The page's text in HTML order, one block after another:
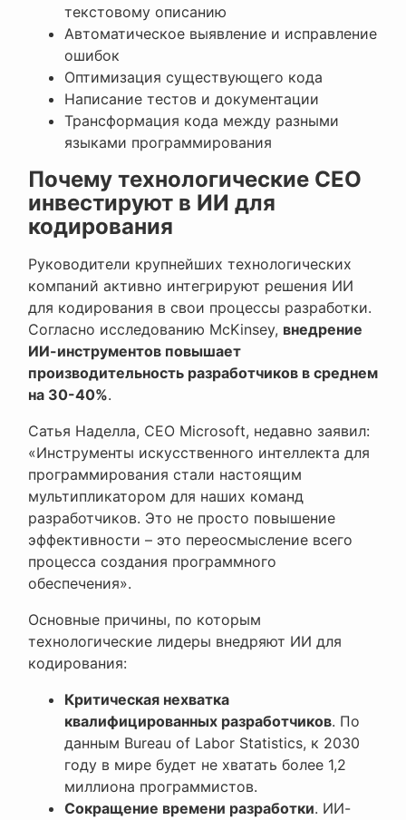
текстовому описанию
Автоматическое выявление и исправление
ошибок
Оптимизация существующего кода
Написание тестов и документации
Трансформация кода между разными
языками программирования
Почему технологические CEO
инвестируют в ИИ для
кодирования
Руководители крупнейших технологических
компаний активно интегрируют решения ИИ
для кодирования в свои процессы разработки.
Согласно исследованию McKinsey, внедрение
ИИ-инструментов повышает
производительность разработчиков в среднем
на 30-40%.
Сатья Наделла, CEO Microsoft, недавно заявил:
«Инструменты искусственного интеллекта для
программирования стали настоящим
мультипликатором для наших команд
разработчиков. Это не просто повышение
эффективности – это переосмысление всего
процесса создания программного
обеспечения».
Основные причины, по которым
технологические лидеры внедряют ИИ для
кодирования:
Критическая нехватка
квалифицированных разработчиков. По
данным Bureau of Labor Statistics, к 2030
году в мире будет не хватать более 1,2
миллиона программистов.
Сокращение времени разработки. ИИ-